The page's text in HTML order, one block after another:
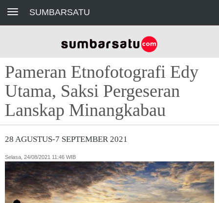
Toggle navigationSUMBARSATU
Pameran Etnofotografi Edy
Utama, Saksi Pergeseran
Lanskap Minangkabau
28 AGUSTUS-7 SEPTEMBER 2021
Selasa, 24/08/2021 11:46 WIB